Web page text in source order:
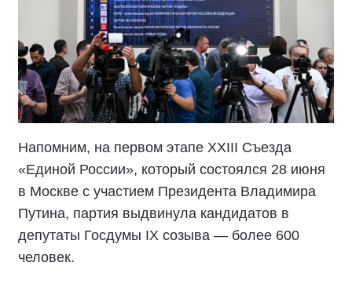
Напомним, на первом этапе XXIII Съезда
«Единой России», который состоялся 28 июня
в Москве с участием Президента Владимира
Путина, партия выдвинула кандидатов в
депутаты Госдумы IX созыва — более 600
человек.